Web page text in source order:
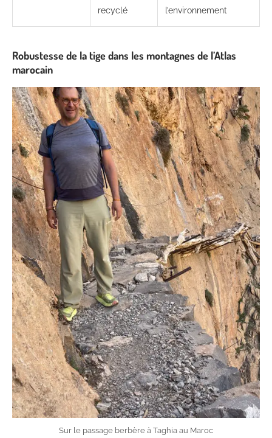
recyclé
l’environnement
Robustesse de la tige dans les montagnes de l’Atlas
marocain
Sur le passage berbère à Taghia au Maroc